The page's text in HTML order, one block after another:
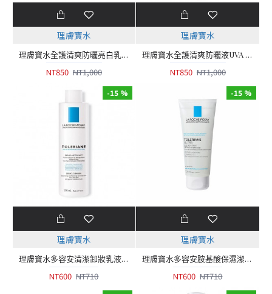
理膚寶水
理膚寶水全護清爽防曬亮白乳UVA PRO 30ml
NT850 NT1,000
理膚寶水
理膚寶水全護清爽防曬液UVA PRO潤色30ml
NT850 NT1,000
-15 %
理膚寶水
理膚寶水多容安清潔卸妝乳液 200ml
NT600 NT710
-15 %
理膚寶水
理膚寶水多容安胺基酸保濕潔顏露 100ml
NT600 NT710